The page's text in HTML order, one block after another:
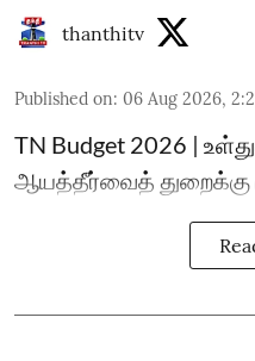
thanthitv
Published on: 06 Aug 2026,
TN Budget 2026 |
ஆயத்தீர்வைத் துறைக்கு